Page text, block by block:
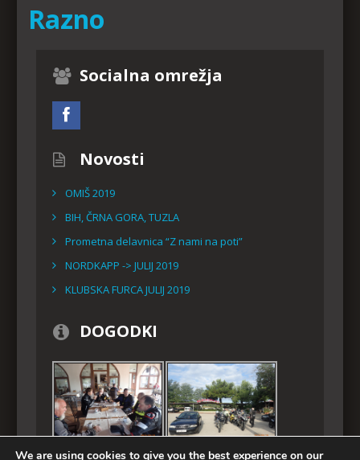
Razno
Socialna omrežja
Novosti
OMIŠ 2019
BIH, ČRNA GORA, TUZLA
Prometna delavnica “Z nami na poti”
NORDKAPP -> JULIJ 2019
KLUBSKA FURCA JULIJ 2019
DOGODKI
We are using cookies to give you the best experience on our